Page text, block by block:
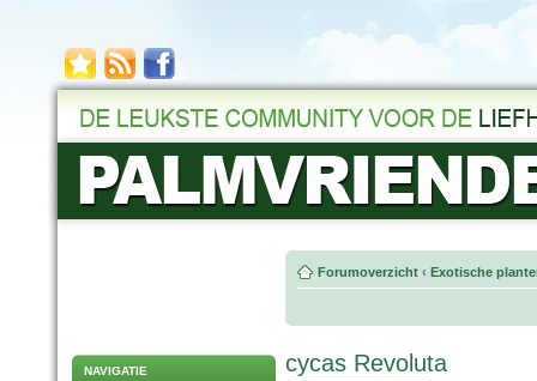
NAVIGATIE
Forumoverzicht ‹ Exotische
cycas Revoluta